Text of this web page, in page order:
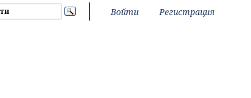
Войти Регистрация